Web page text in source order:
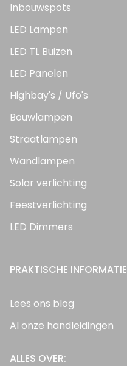
Inbouwspots
LED Lampen
LED TL Buizen
LED Panelen
Highbay's / Ufo's
Bouwlampen
Straatlampen
Wandlampen
Solar verlichting
Feestverlichting
LED Dimmers
PRAKTISCHE INFORMATIE
Lees ons blog
Al onze handleidingen
ALLES OVER: